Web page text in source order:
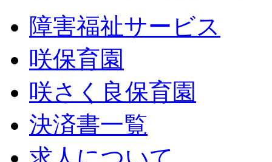
障害福祉サービス
咲保育園
咲さく良保育園
決済書一覧